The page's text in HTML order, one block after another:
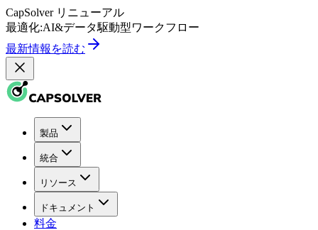
CapSolver リニューアル
最適化:AI&データ駆動型ワークフロー
最新情報を読む
製品
統合
リソース
ドキュメント
料金